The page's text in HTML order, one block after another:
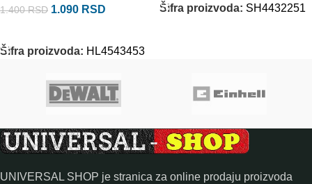
1.400RSD 1.090 RSD
Šifra proizvoda: HL4543453
Šifra proizvoda: SH4432251
UNIVERSAL SHOP je stranica za online prodaju proizvoda